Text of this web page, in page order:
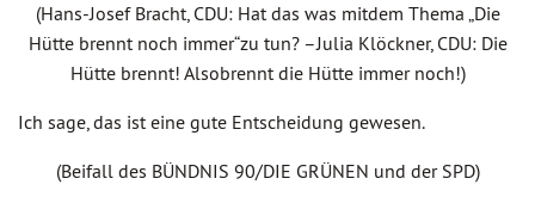
(Hans-Josef Bracht, CDU: Hat das was mitdem Thema „Die
Hütte brennt noch immer“zu tun? –Julia Klöckner, CDU: Die
Hütte brennt! Alsobrennt die Hütte immer noch!)
Ich sage, das ist eine gute Entscheidung gewesen.
(Beifall des BÜNDNIS 90/DIE GRÜNEN und der SPD)